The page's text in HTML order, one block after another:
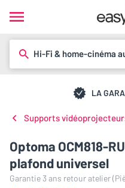
Hi-Fi & home-cinéma
LA
Supports
Optoma OCM818-
plafond universel
Garantie 3 ans retour atelier